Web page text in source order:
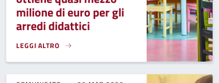
milione di euro per gli
arredi didattici
LEGGI ALTRO
IL COMUNE DI FUCECCHIO OTTIENE QUASI MEZZO MILIONE